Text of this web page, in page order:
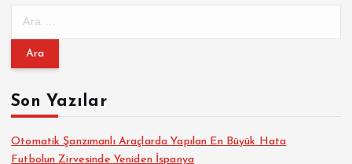
m
:Son Yazılar
Otomatik Şanzımanlı Araçlarda Yapılan En Büyük Hata
Futbolun Zirvesinde Yeniden İspanya